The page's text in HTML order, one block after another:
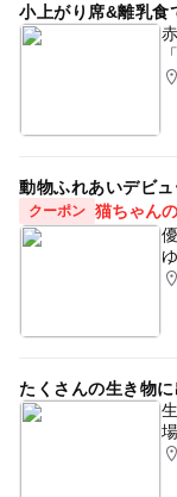
小上がり席&離乳食
動物ふれあいデビ
クーポン 猫ちゃん
たくさんの生き物